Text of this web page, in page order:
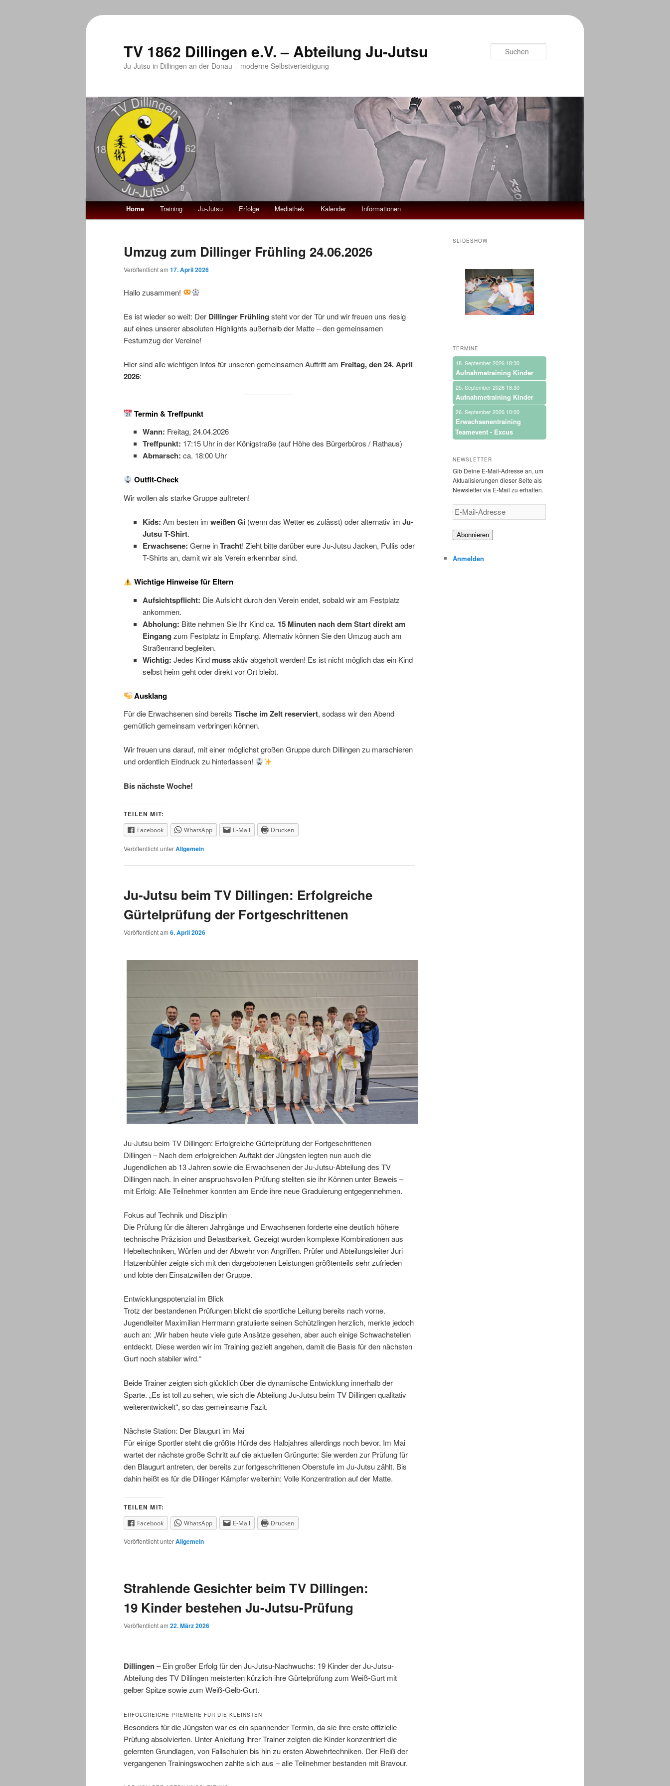
TV 1862 Dillingen e.V. – Abteilung Ju-Jutsu
Ju-Jutsu in Dillingen an der Donau – moderne Selbstverteidigung
Hauptmenü Home Training Ju-Jutsu Erfolge Mediathek Kalender Informationen
Umzug zum Dillinger Frühling 24.06.2026
Veröffentlicht am 17. April 2026
Hallo zusammen!
Es ist wieder so weit: Der Dillinger Frühling steht vor der Tür und wir freuen uns riesig
auf eines unserer absoluten Highlights außerhalb der Matte – den gemeinsamen
Festumzug der Vereine!
Hier sind alle wichtigen Infos für unseren gemeinsamen Auftritt am Freitag, den 24. April
2026:
Termin & Treffpunkt
Wann: Freitag, 24.04.2026
Treffpunkt: 17:15 Uhr in der Königstraße (auf Höhe des Bürgerbüros / Rathaus)
Abmarsch: ca. 18:00 Uhr
Outfit-Check
Wir wollen als starke Gruppe auftreten!
Kids: Am besten im weißen Gi(wenn das Wetter es zulässt) oder alternativ im Ju-
Jutsu T-Shirt.
Erwachsene: Gerne inTracht! Zieht bitte darüber eure Ju-Jutsu Jacken, Pullis oder
T-Shirts an, damit wir als Verein erkennbar sind.
Wichtige Hinweise für Eltern
Aufsichtspflicht: Die Aufsicht durch den Verein endet, sobald wir am Festplatz
ankommen.
Abholung: Bitte nehmen Sie Ihr Kind ca. 15 Minuten nach dem Start direkt am
Eingang zum Festplatz in Empfang. Alternativ können Sie den Umzug auch am
Straßenrand begleiten.
Wichtig: Jedes Kind mussaktiv abgeholt werden! Es ist nicht möglich das ein Kind
selbst heim geht oder direkt vor Ort bleibt.
Ausklang
Für die Erwachsenen sind bereits Tische im Zelt reserviert, sodass wir den Abend
gemütlich gemeinsam verbringen können.
Wir freuen uns darauf, mit einer möglichst großen Gruppe durch Dillingen zu marschieren
und ordentlich Eindruck zu hinterlassen!
Bis nächste Woche!
TEILEN MIT:
Facebook WhatsApp E-Mail Drucken
Veröffentlicht unterAllgemein
Ju-Jutsu beim TV Dillingen: Erfolgreiche
Gürtelprüfung der Fortgeschrittenen
Veröffentlicht am 6. April 2026
Ju-Jutsu beim TV Dillingen: Erfolgreiche Gürtelprüfung der Fortgeschrittenen
Dillingen – Nach dem erfolgreichen Auftakt der Jüngsten legten nun auch die
Jugendlichen ab 13 Jahren sowie die Erwachsenen der Ju-Jutsu-Abteilung des TV
Dillingen nach. In einer anspruchsvollen Prüfung stellten sie ihr Können unter Beweis –
mit Erfolg: Alle Teilnehmer konnten am Ende ihre neue Graduierung entgegennehmen.
Fokus auf Technik und Disziplin
Die Prüfung für die älteren Jahrgänge und Erwachsenen forderte eine deutlich höhere
technische Präzision und Belastbarkeit. Gezeigt wurden komplexe Kombinationen aus
Hebeltechniken, Würfen und der Abwehr von Angriffen. Prüfer und Abteilungsleiter Juri
Hatzenbühler zeigte sich mit den dargebotenen Leistungen größtenteils sehr zufrieden
und lobte den Einsatzwillen der Gruppe.
Entwicklungspotenzial im Blick
Trotz der bestandenen Prüfungen blickt die sportliche Leitung bereits nach vorne.
Jugendleiter Maximilian Herrmann gratulierte seinen Schützlingen herzlich, merkte jedoch
auch an: „Wir haben heute viele gute Ansätze gesehen, aber auch einige Schwachstellen
entdeckt. Diese werden wir im Training gezielt angehen, damit die Basis für den nächsten
Gurt noch stabiler wird.“
Beide Trainer zeigten sich glücklich über die dynamische Entwicklung innerhalb der
Sparte. „Es ist toll zu sehen, wie sich die Abteilung Ju-Jutsu beim TV Dillingen qualitativ
weiterentwickelt“, so das gemeinsame Fazit.
Nächste Station: Der Blaugurt im Mai
Für einige Sportler steht die größte Hürde des Halbjahres allerdings noch bevor. Im Mai
wartet der nächste große Schritt auf die aktuellen Grüngurte: Sie werden zur Prüfung für
den Blaugurt antreten, der bereits zur fortgeschrittenen Oberstufe im Ju-Jutsu zählt. Bis
dahin heißt es für die Dillinger Kämpfer weiterhin: Volle Konzentration auf der Matte.
TEILEN MIT:
Facebook WhatsApp E-Mail Drucken
Veröffentlicht unterAllgemein
Strahlende Gesichter beim TV Dillingen:
19 Kinder bestehen Ju-Jutsu-Prüfung
Veröffentlicht am 22. März 2026
Dillingen– Ein großer Erfolg für den Ju-Jutsu-Nachwuchs: 19 Kinder der Ju-Jutsu-
Abteilung des TV Dillingen meisterten kürzlich ihre Gürtelprüfung zum Weiß-Gurt mit
gelber Spitze sowie zum Weiß-Gelb-Gurt.
ERFOLGREICHE PREMIERE FÜR DIE KLEINSTEN
Besonders für die Jüngsten war es ein spannender Termin, da sie ihre erste offizielle
Prüfung absolvierten. Unter Anleitung ihrer Trainer zeigten die Kinder konzentriert die
gelernten Grundlagen, von Fallschulen bis hin zu ersten Abwehrtechniken. Der Fleiß der
vergangenen Trainingswochen zahlte sich aus – alle Teilnehmer bestanden mit Bravour.
SLIDESHOW
TERMINE
18. September 2026 18:30
Aufnahmetraining Kinder
25. September 2026 18:30
Aufnahmetraining Kinder
26. September 2026 10:00
Erwachsenentraining
Teamevent - Excus
NEWSLETTER
Gib Deine E-Mail-Adresse an, um
Aktualisierungen dieser Seite als
Newsletter via E-Mail zu erhalten.
E-
Mail-
Abonnieren
Anmelden